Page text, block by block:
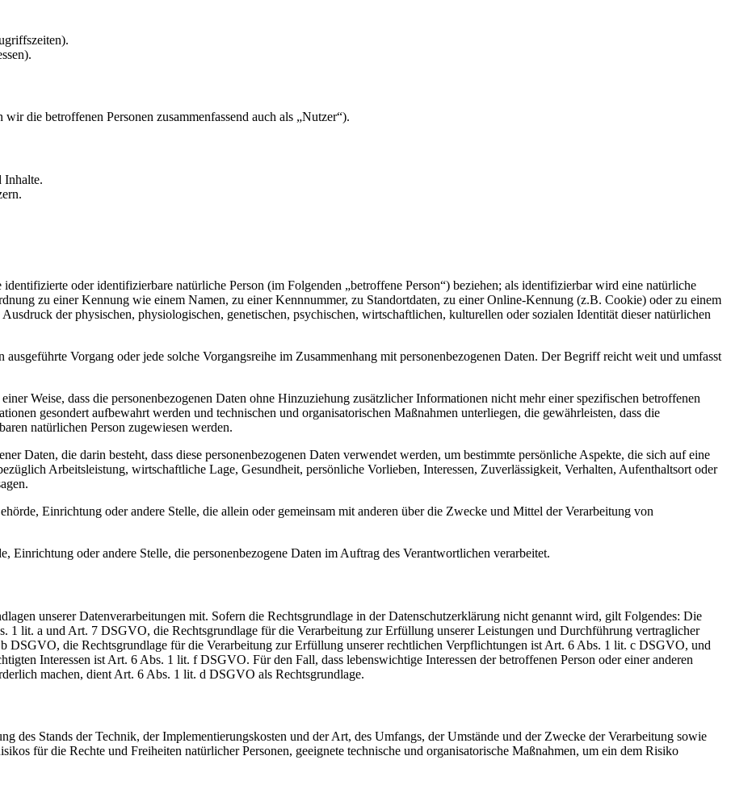
die betroffenen Personen zusammenfassend auch als „Nutzer“).
Inhalte.
oder identifizierbare natürliche Person (im Folgenden „betroffene Person“) beziehen; als identifizierbar wird eine natürliche
zu einer Kennung wie einem Namen, zu einer Kennnummer, zu Standortdaten, zu einer Online-Kennung (z.B. Cookie) oder zu einem
der physischen, physiologischen, genetischen, psychischen, wirtschaftlichen, kulturellen oder sozialen Identität dieser natürlichen
Vorgang oder jede solche Vorgangsreihe im Zusammenhang mit personenbezogenen Daten. Der Begriff reicht weit und umfasst
Weise, dass die personenbezogenen Daten ohne Hinzuziehung zusätzlicher Informationen nicht mehr einer spezifischen betroffenen
gesondert aufbewahrt werden und technischen und organisatorischen Maßnahmen unterliegen, die gewährleisten, dass die
natürlichen Person zugewiesen werden.
Daten, die darin besteht, dass diese personenbezogenen Daten verwendet werden, um bestimmte persönliche Aspekte, die sich auf eine
Arbeitsleistung, wirtschaftliche Lage, Gesundheit, persönliche Vorlieben, Interessen, Zuverlässigkeit, Verhalten, Aufenthaltsort oder
Einrichtung oder andere Stelle, die allein oder gemeinsam mit anderen über die Zwecke und Mittel der Verarbeitung von
Einrichtung oder andere Stelle, die personenbezogene Daten im Auftrag des Verantwortlichen verarbeitet.
unserer Datenverarbeitungen mit. Sofern die Rechtsgrundlage in der Datenschutzerklärung nicht genannt wird, gilt Folgendes: Die
lit. a und Art. 7 DSGVO, die Rechtsgrundlage für die Verarbeitung zur Erfüllung unserer Leistungen und Durchführung vertraglicher
die Rechtsgrundlage für die Verarbeitung zur Erfüllung unserer rechtlichen Verpflichtungen ist Art. 6 Abs. 1 lit. c DSGVO, und
Interessen ist Art. 6 Abs. 1 lit. f DSGVO. Für den Fall, dass lebenswichtige Interessen der betroffenen Person oder einer anderen
machen, dient Art. 6 Abs. 1 lit. d DSGVO als Rechtsgrundlage.
des Stands der Technik, der Implementierungskosten und der Art, des Umfangs, der Umstände und der Zwecke der Verarbeitung sowie
für die Rechte und Freiheiten natürlicher Personen, geeignete technische und organisatorische Maßnahmen, um ein dem Risiko